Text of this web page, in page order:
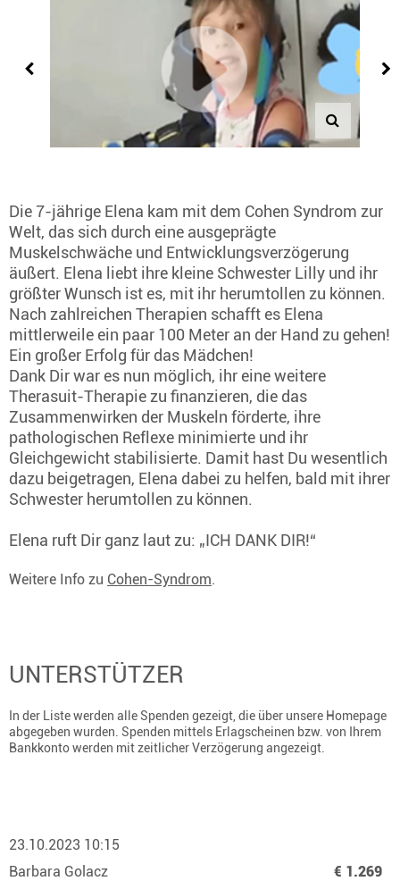
Die 7-jährige Elena kam mit dem Cohen Syndrom zur
Welt, das sich durch eine ausgeprägte
Muskelschwäche und Entwicklungsverzögerung
äußert. Elena liebt ihre kleine Schwester Lilly und ihr
größter Wunsch ist es, mit ihr herumtollen zu können.
Nach zahlreichen Therapien schafft es Elena
mittlerweile ein paar 100 Meter an der Hand zu gehen!
Ein großer Erfolg für das Mädchen!
Dank Dir war es nun möglich, ihr eine weitere
Therasuit-Therapie zu finanzieren, die das
Zusammenwirken der Muskeln förderte, ihre
pathologischen Reflexe minimierte und ihr
Gleichgewicht stabilisierte. Damit hast Du wesentlich
dazu beigetragen, Elena dabei zu helfen, bald mit ihrer
Schwester herumtollen zu können.
Elena ruft Dir ganz laut zu: „ICH DANK DIR!“
Weitere Info zu Cohen-Syndrom.
UNTERSTÜTZER
In der Liste werden alle Spenden gezeigt, die über unsere Homepage
abgegeben wurden. Spenden mittels Erlagscheinen bzw. von Ihrem
Bankkonto werden mit zeitlicher Verzögerung angezeigt.
23.10.2023 10:15
Barbara Golacz
€ 1.269